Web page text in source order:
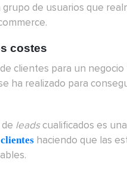
grupo de usuarios que
costes
clientes para un
ha realizado para
leadscualificados es una
haciendo que las